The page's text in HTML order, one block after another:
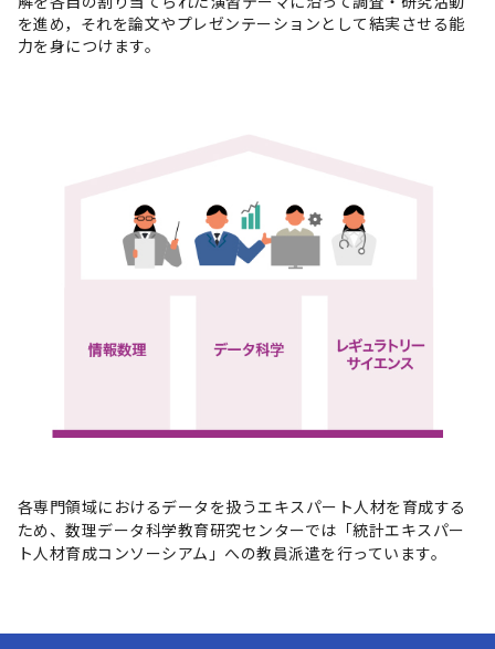
を進め，それを論文やプレゼンテーションとして結実させる能
力を身につけます。
各専門領域におけるデータを扱うエキスパート人材を育成する
ため、数理データ科学教育研究センターでは「統計エキスパー
ト人材育成コンソーシアム」への教員派遣を行っています。